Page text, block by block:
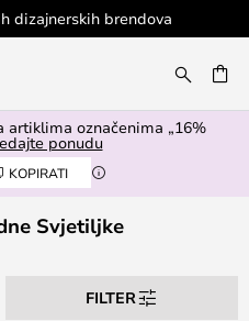
dizajnerskih brendova
artiklima označenima „16%
ponudu
KOPIRATI
Svjetiljke
FILTER